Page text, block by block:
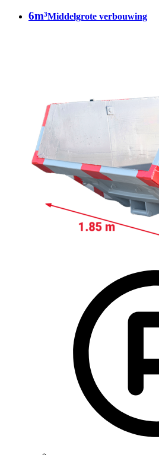
6m³Middelgrote verbouwing